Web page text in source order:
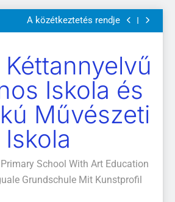
2026. május 04-14.
A közétkeztetés rendje
és ajánlott olvasmányok
2026. május 04-14.
A közétkeztetés rendje
és ajánlott olvasmányok
A Mi Világunk!
Kéttannyelvű
Iskola és
Művészeti
Iskola
School With Art Education
Grundschule Mit Kunstprofil